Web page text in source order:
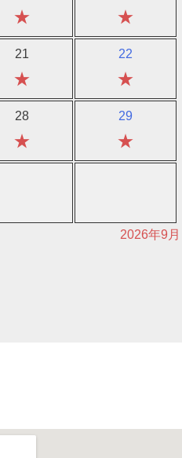
★ ★
21
★
22
★
28
★
29
★
2026年9月